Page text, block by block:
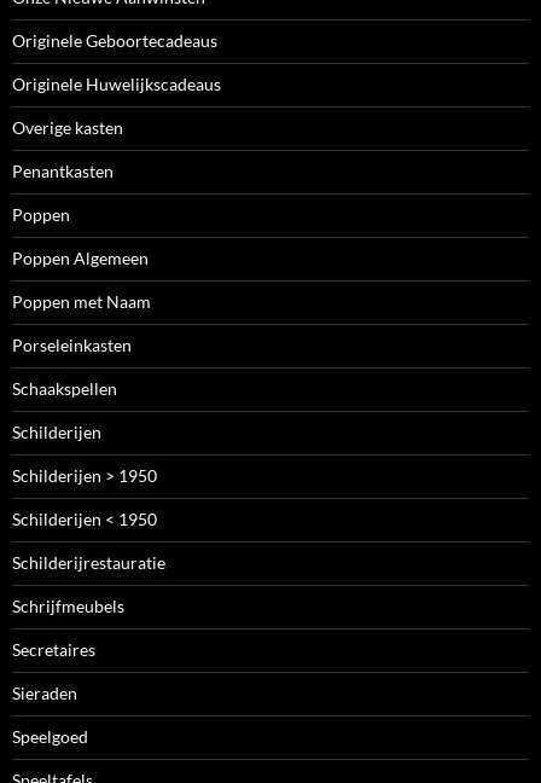
Originele Geboortecadeaus
Originele Huwelijkscadeaus
Overige kasten
Penantkasten
Poppen
Poppen Algemeen
Poppen met Naam
Porseleinkasten
Schaakspellen
Schilderijen
Schilderijen > 1950
Schilderijen < 1950
Schilderijrestauratie
Schrijfmeubels
Secretaires
Sieraden
Speelgoed